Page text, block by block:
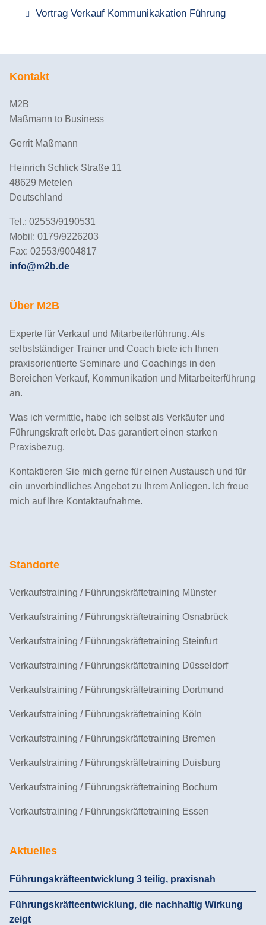
Vortrag Verkauf Kommunikakation Führung
Kontakt
M2B
Maßmann to Business
Gerrit Maßmann
Heinrich Schlick Straße 11
48629 Metelen
Deutschland
Tel.: 02553/9190531
Mobil: 0179/9226203
Fax: 02553/9004817
info@m2b.de
Über M2B
Experte für Verkauf und Mitarbeiterführung. Als
selbstständiger Trainer und Coach biete ich Ihnen
praxisorientierte Seminare und Coachings in den
Bereichen Verkauf, Kommunikation und Mitarbeiterführung
an.
Was ich vermittle, habe ich selbst als Verkäufer und
Führungskraft erlebt. Das garantiert einen starken
Praxisbezug.
Kontaktieren Sie mich gerne für einen Austausch und für
ein unverbindliches Angebot zu Ihrem Anliegen. Ich freue
mich auf Ihre Kontaktaufnahme.
Standorte
Verkaufstraining / Führungskräftetraining Münster
Verkaufstraining / Führungskräftetraining Osnabrück
Verkaufstraining / Führungskräftetraining Steinfurt
Verkaufstraining / Führungskräftetraining Düsseldorf
Verkaufstraining / Führungskräftetraining Dortmund
Verkaufstraining / Führungskräftetraining Köln
Verkaufstraining / Führungskräftetraining Bremen
Verkaufstraining / Führungskräftetraining Duisburg
Verkaufstraining / Führungskräftetraining Bochum
Verkaufstraining / Führungskräftetraining Essen
Aktuelles
Führungskräfteentwicklung 3 teilig, praxisnah
Führungskräfteentwicklung, die nachhaltig Wirkung
zeigt